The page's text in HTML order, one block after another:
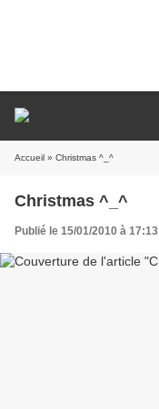
Accueil » Christmas ^_^
Christmas ^_^
Publié le 15/01/2010 à 17:13